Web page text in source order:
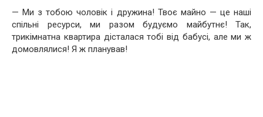
— Ми з тобою чоловік і дружина! Твоє майно — це наші
спільні ресурси, ми разом будуємо майбутнє! Так,
трикімнатна квартира дісталася тобі від бабусі, але ми ж
домовлялися! Я ж планував!